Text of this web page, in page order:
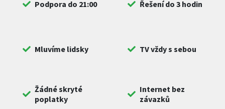
Podpora do 21:00 Řešení do 3 hodin
Mluvíme lidsky TV vždy s sebou
Žádné skryté
poplatky
Internet bez
závazků